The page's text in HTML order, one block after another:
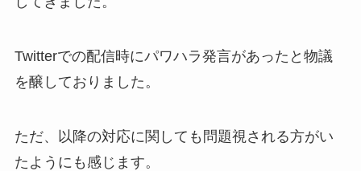
Twitterでの配信時にパワハラ発言があったと物議
を醸しておりました。
ただ、以降の対応に関しても問題視される方がい
たようにも感じます。